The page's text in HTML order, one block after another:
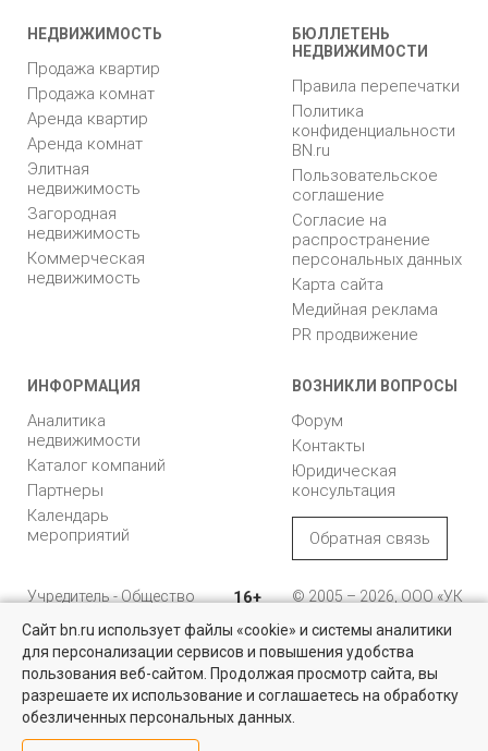
Коммерческая недвижимость
Проверенные объекты под различные цели в Санкт-Петербурге и
Ленинградской области
НЕДВИЖИМОСТЬ
Продажа квартир
Продажа комнат
Аренда квартир
Аренда комнат
Элитная
недвижимость
Загородная
недвижимость
Коммерческая
недвижимость
БЮЛЛЕТЕНЬ
НЕДВИЖИМОСТИ
Правила перепечатки
Политика
конфиденциальности
BN.ru
Пользовательское
соглашение
Согласие на
распространение
персональных данных
Карта сайта
Медийная реклама
PR продвижение
ИНФОРМАЦИЯ
Аналитика
недвижимости
Каталог компаний
Партнеры
Календарь
мероприятий
ВОЗНИКЛИ ВОПРОСЫ
Форум
Контакты
Юридическая
консультация
Обратная связь
Учредитель - Общество
ответственностью
"Управляющая
компания "Бюллетень
недвижимости"
16+
© 2005 – 2026, ООО «УК
196105, Санкт-
Петербург, пр. Юрия
Гагарина, 1
8 (812) 331-93-56
Сайт bn.ru использует файлы «cookie» и системы аналитики
для персонализации сервисов и повышения удобства
пользования веб-сайтом. Продолжая просмотр сайта, вы
разрешаете их использование и соглашаетесь на обработку
обезличенных персональных данных.